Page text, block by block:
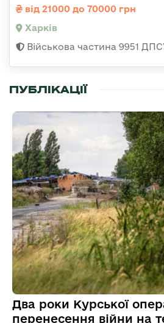
від 21000 до 70000 грн
Харків
Військова частина 9951
ПУБЛІКАЦІЇ
Два роки Курської
перенесення війни на